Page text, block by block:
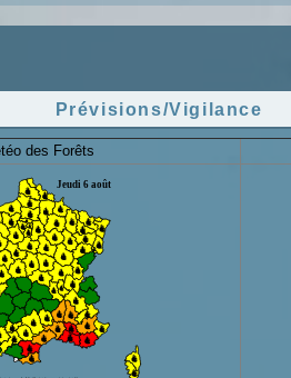
Prévisions/Vigilance
des Forêts